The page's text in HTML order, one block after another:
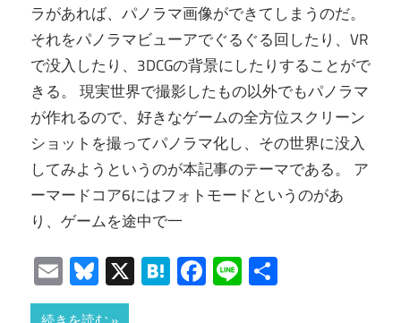
ラがあれば、パノラマ画像ができてしまうのだ。
それをパノラマビューアでぐるぐる回したり、VR
で没入したり、3DCGの背景にしたりすることがで
きる。 現実世界で撮影したもの以外でもパノラマ
が作れるので、好きなゲームの全方位スクリーン
ショットを撮ってパノラマ化し、その世界に没入
してみようというのが本記事のテーマである。 ア
ーマードコア6にはフォトモードというのがあ
り、ゲームを途中で一
EmailBluesky
X Hatena
Facebook
Line